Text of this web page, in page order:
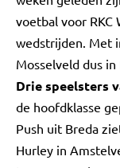
voetbal voor RKC
wedstrijden. Met
Mosselveld dus in
Drie speelsters
de hoofdklasse
Push uit Breda
Hurley in